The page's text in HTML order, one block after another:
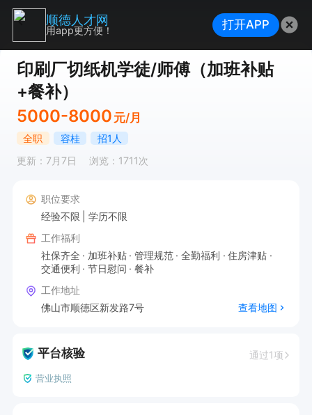
印刷厂切纸机学徒/师傅（加班补贴
+餐补）
5000-8000 元/月
全职 容桂
招1人
更新：7月7日
浏览：1711次
职位要求
经验不限
学历不限
工作福利
社保齐全
加班补贴 管理规范 全勤福利
住房津贴
交通便利
节日慰问
餐补
工作地址
佛山市顺德区新发路7号
查看地图
平台核验 通过1项
营业执照
顺德人才网
用app更方便！ 打开APP